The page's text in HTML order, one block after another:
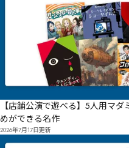
【店舗公演で遊べる】5人用マ
めができる名作
2026年7月17日更新